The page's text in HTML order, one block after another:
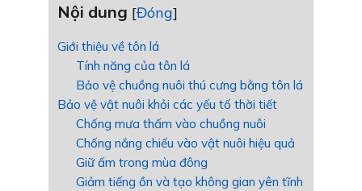
Nội dung [Đóng]
Giới thiệu về tôn lá
Tính năng của tôn lá
Bảo vệ chuồng nuôi thú cưng bằng tôn lá
Bảo vệ vật nuôi khỏi các yếu tố thời tiết
Chống mưa thấm vào chuồng nuôi
Chống nắng chiếu vào vật nuôi hiệu quả
Giữ ấm trong mùa đông
Giảm tiếng ồn và tạo không gian yên tĩnh